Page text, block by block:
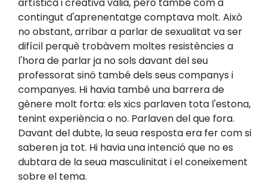
artística i creativa valia, però també com a
contingut d'aprenentatge comptava molt. Això
no obstant, arribar a parlar de sexualitat va ser
difícil perquè trobàvem moltes resistències a
l'hora de parlar ja no sols davant del seu
professorat sinó també dels seus companys i
companyes. Hi havia també una barrera de
gènere molt forta: els xics parlaven tota l'estona,
tenint experiència o no. Parlaven del que fora.
Davant del dubte, la seua resposta era fer com si
saberen ja tot. Hi havia una intenció que no es
dubtara de la seua masculinitat i el coneixement
sobre el tema.